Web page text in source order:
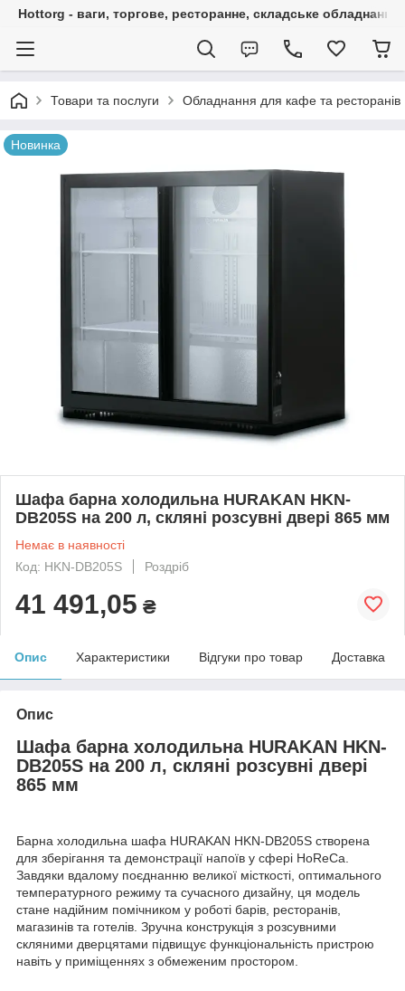
Hottorg - ваги, торгове, ресторанне, складське обладнання
Товари та послуги Обладнання для кафе та ресторанів
Новинка
Шафа барна холодильна HURAKAN HKN-
DB205S на 200 л, скляні розсувні двері 865 мм
Немає в наявності
Код: HKN-DB205S
Роздріб
41 491,05 ₴
Опис Характеристики Відгуки про товар Доставка
Опис
Шафа барна холодильна HURAKAN HKN-
DB205S на 200 л, скляні розсувні двері
865 мм
Барна холодильна шафа HURAKAN HKN-DB205S створена
для зберігання та демонстрації напоїв у сфері HoReCa.
Завдяки вдалому поєднанню великої місткості, оптимального
температурного режиму та сучасного дизайну, ця модель
стане надійним помічником у роботі барів, ресторанів,
магазинів та готелів. Зручна конструкція з розсувними
скляними дверцятами підвищує функціональність пристрою
навіть у приміщеннях з обмеженим простором.